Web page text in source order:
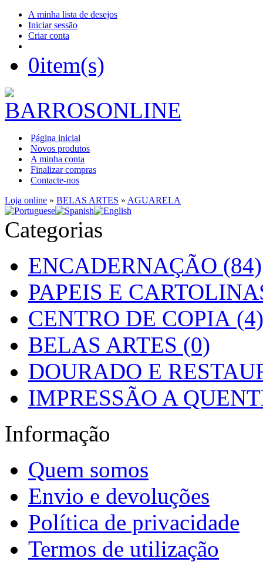
A minha lista de desejos
Iniciar sessão
Criar conta
0item(s)
Página inicial
Novos produtos
A minha conta
Finalizar compras
Contacte-nos
Loja online » BELAS ARTES » AGUARELA
Categorias
ENCADERNAÇÃO (84)
PAPEIS E
CENTRO DE COPIA (4)
BELAS ARTES (0)
DOURADO E
IMPRESSÃO A
Informação
Quem somos
Envio e devoluções
Política de privacidade
Termos de utilização